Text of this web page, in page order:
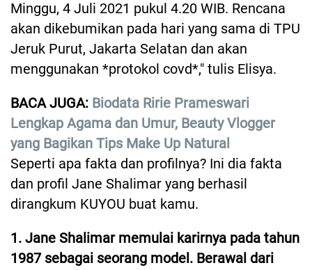
Minggu, 4 Juli 2021 pukul 4.20 WIB. Rencana
akan dikebumikan pada hari yang sama di TPU
Jeruk Purut, Jakarta Selatan dan akan
menggunakan *protokol covd*," tulis Elisya.
BACA JUGA: Biodata Ririe Prameswari
Lengkap Agama dan Umur, Beauty Vlogger
yang Bagikan Tips Make Up Natural
Seperti apa fakta dan profilnya? Ini dia fakta
dan profil Jane Shalimar yang berhasil
dirangkum KUYOU buat kamu.
1. Jane Shalimar memulai karirnya pada tahun
1987 sebagai seorang model. Berawal dari